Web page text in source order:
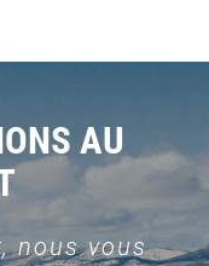
AU
nous vous